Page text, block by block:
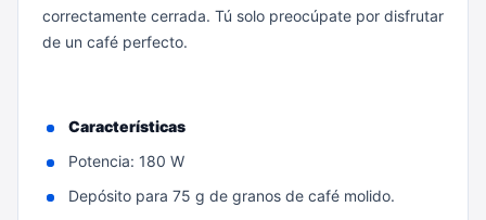
correctamente cerrada. Tú solo preocúpate por disfrutar
de un café perfecto.
Características
Potencia: 180 W
Depósito para 75 g de granos de café molido.